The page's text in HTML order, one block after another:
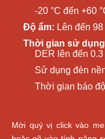
-20 °C đến +60
Độ ẩm: Lên đến
Thời gian sử
DER lên đến 0.3
Sử dụng đèn
Thời gian báo
Mời quý vị click vào